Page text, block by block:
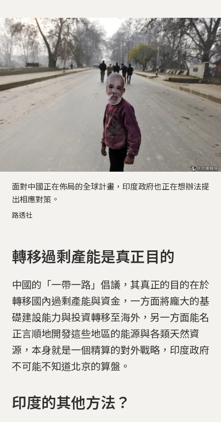
面對中國正在佈局的全球計畫，印度政府也正在想辦法提
出相應對策。
路透社
轉移過剩產能是真正目的
中國的「一帶一路」倡議，其真正的目的在於
轉移國內過剩產能與資金，一方面將龐大的基
礎建設能力與投資轉移至海外，另一方面能名
正言順地開發這些地區的能源與各類天然資
源，本身就是一個精算的對外戰略，印度政府
不可能不知道北京的算盤。
印度的其他方法？